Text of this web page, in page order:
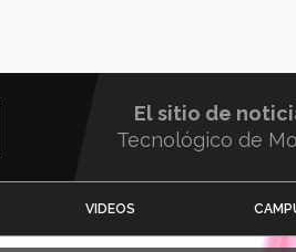
El sitio de
Tecnológico de
VIDEOS